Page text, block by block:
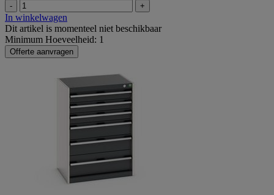
- +
In winkelwagen
Dit artikel is momenteel niet beschikbaar
Minimum Hoeveelheid: 1
Offerte aanvragen